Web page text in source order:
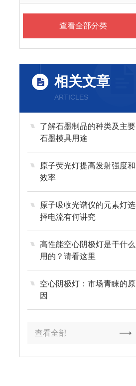
查看全部分类
相关文章
ARTICLES
了解石墨制品的种类及主要
石墨模具用途
原子荧光灯提高发射强度和
效率
原子吸收光谱仪的元素灯选
择电流有何讲究
高性能空心阴极灯是干什么
用的？请看这里
空心阴极灯：市场青睐的原
因
查看全部